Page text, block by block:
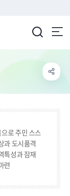
로 주민 스스
과 도시품격
특성과 잠재
련